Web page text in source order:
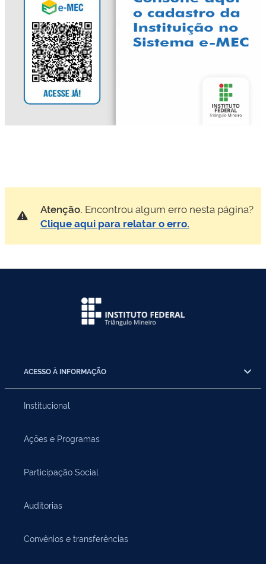
Atenção. Encontrou algum erro nesta página?
Clique aqui para relatar o erro.
ACESSO À INFORMAÇÃO
Institucional
Ações e Programas
Participação Social
Auditorias
Convênios e transferências